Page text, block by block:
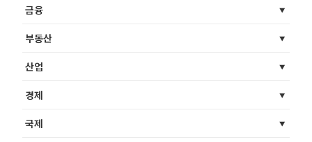
금융
부동산
산업
경제
국제